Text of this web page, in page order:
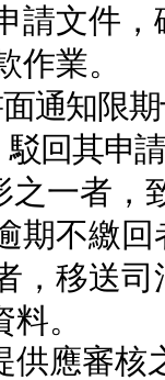
請文件
作業。
通知限
駁回其申
之一者，
期不繳
，移送司
。
供應審核